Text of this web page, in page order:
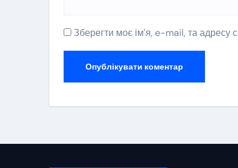
Зберегти моє ім'я, e-mail, та адресу